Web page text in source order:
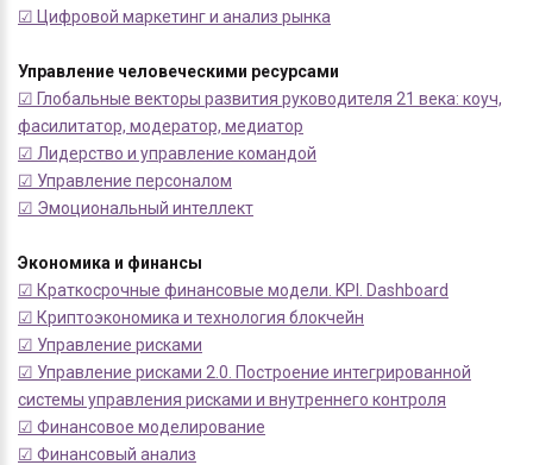
☑ Цифровой маркетинг и анализ рынка
Управление человеческими ресурсами
☑ Глобальные векторы развития руководителя 21 века: коуч,
фасилитатор, модератор, медиатор
☑ Лидерство и управление командой
☑ Управление персоналом
☑ Эмоциональный интеллект
Экономика и финансы
☑ Краткосрочные финансовые модели. KPI. Dashboard
☑ Криптоэкономика и технология блокчейн
☑ Управление рисками
☑ Управление рисками 2.0. Построение интегрированной
системы управления рисками и внутреннего контроля
☑ Финансовое моделирование
☑ Финансовый анализ